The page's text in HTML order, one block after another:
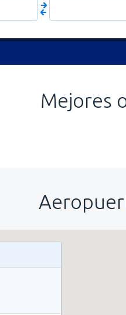
Mejores